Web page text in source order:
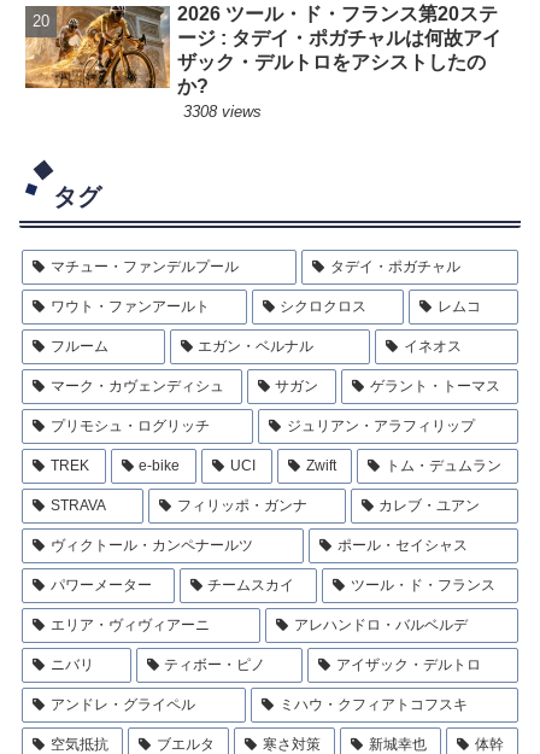
2026 ツール・ド・フランス第20ステ
ージ : タデイ・ポガチャルは何故アイ
ザック・デルトロをアシストしたの
か?
3308 views
タグ
マチュー・ファンデルプール タデイ・ポガチャル
ワウト・ファンアールト シクロクロス レムコ
フルーム エガン・ベルナル イネオス
マーク・カヴェンディシュ サガン ゲラント・トーマス
プリモシュ・ログリッチ ジュリアン・アラフィリップ
TREK e-bike UCI Zwift トム・デュムラン
STRAVA フィリッポ・ガンナ カレブ・ユアン
ヴィクトール・カンペナールツ ポール・セイシャス
パワーメーター チームスカイ ツール・ド・フランス
エリア・ヴィヴィアーニ アレハンドロ・バルベルデ
ニバリ ティボー・ピノ アイザック・デルトロ
アンドレ・グライペル ミハウ・クフィアトコフスキ
空気抵抗 ブエルタ 寒さ対策 新城幸也 体幹